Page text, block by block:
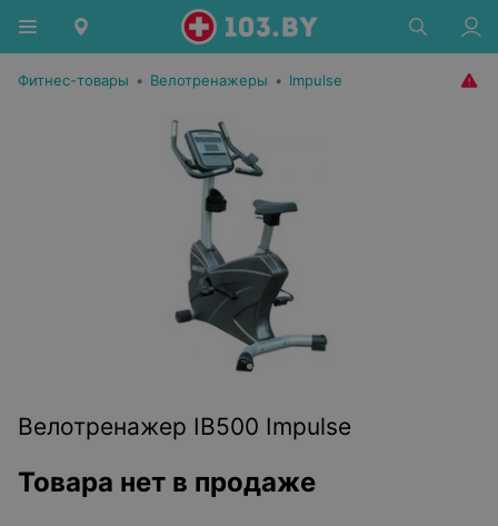
Фитнес-товары • Велотренажеры • Impulse
Велотренажер IB500 Impulse
Товара нет в продаже